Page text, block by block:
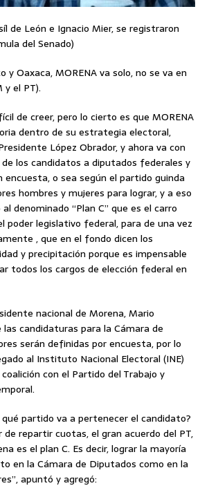
de León e Ignacio Mier, se registraron
del Senado)
y Oaxaca, MORENA va solo, no se va en
y el PT).
de creer, pero lo cierto es que MORENA
dentro de su estrategia electoral,
López Obrador, y ahora va con
los candidatos a diputados federales y
encuesta, o sea según el partido guinda
hombres y mujeres para lograr, y a eso
denominado “Plan C” que es el carro
poder legislativo federal, para de una vez
, que en el fondo dicen los
y precipitación porque es impensable
todos los cargos de elección federal en
nacional de Morena, Mario
las candidaturas para la Cámara de
serán definidas por encuesta, por lo
al Instituto Nacional Electoral (INE)
con el Partido del Trabajo y
qué partido va a pertenecer el candidato?
de repartir cuotas, el gran acuerdo del PT,
es el plan C. Es decir, lograr la mayoría
en la Cámara de Diputados como en la
apuntó y agregó: